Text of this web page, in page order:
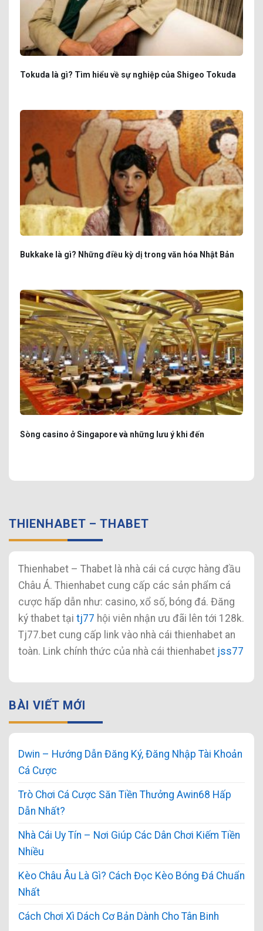
Tokuda là gì? Tìm hiểu về sự nghiệp của Shigeo Tokuda
Bukkake là gì? Những điều kỳ dị trong văn hóa Nhật Bản
Sòng casino ở Singapore và những lưu ý khi đến
THIENHABET – THABET
Thienhabet – Thabet là nhà cái cá cược hàng đầu
Châu Á. Thienhabet cung cấp các sản phẩm cá
cược hấp dẫn như: casino, xổ số, bóng đá. Đăng
ký thabet tại tj77 hội viên nhận ưu đãi lên tới 128k.
Tj77.bet cung cấp link vào nhà cái thienhabet an
toàn. Link chính thức của nhà cái thienhabet jss77
BÀI VIẾT MỚI
Dwin – Hướng Dẫn Đăng Ký, Đăng Nhập Tài Khoản
Cá Cược
Trò Chơi Cá Cược Săn Tiền Thưởng Awin68 Hấp
Dẫn Nhất?
Nhà Cái Uy Tín – Nơi Giúp Các Dân Chơi Kiếm Tiền
Nhiều
Kèo Châu Âu Là Gì? Cách Đọc Kèo Bóng Đá Chuẩn
Nhất
Cách Chơi Xì Dách Cơ Bản Dành Cho Tân Binh